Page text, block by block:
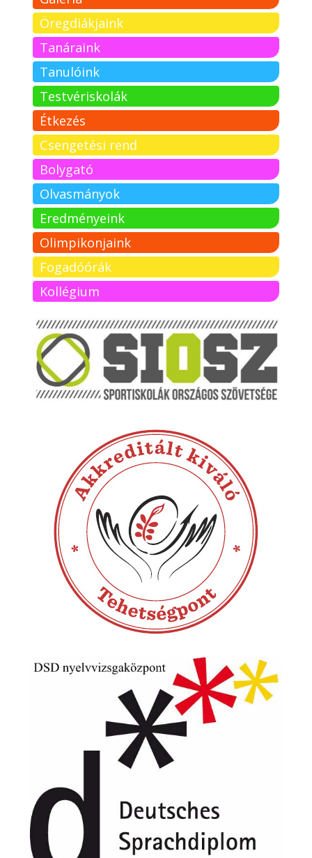
Öregdiákjaink
Tanáraink
Tanulóink
Testvériskolák
Étkezés
Csengetési rend
Bolygató
Olvasmányok
Eredményeink
Olimpikonjaink
Fogadóórák
Kollégium